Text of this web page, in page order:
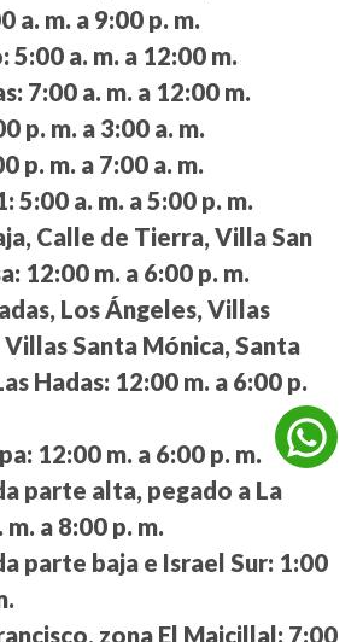
a. m. a 9:00 p. m.
5:00 a. m. a 12:00 m.
7:00 a. m. a 12:00 m.
p. m. a 3:00 a. m.
p. m. a 7:00 a. m.
5:00 a. m. a 5:00 p. m.
Calle de Tierra, Villa San
12:00 m. a 6:00 p. m.
Los Ángeles, Villas
Santa Mónica, Santa
Hadas: 12:00 m. a 6:00 p.
12:00 m. a 6:00 p. m.
parte alta, pegado a La
m. a 8:00 p. m.
parte baja e Israel Sur: 1:00
zona El Maicillal: 7:00